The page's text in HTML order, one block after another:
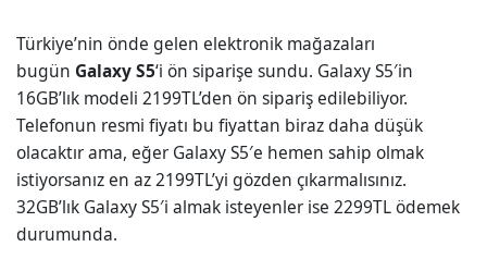
Türkiye’nin önde gelen elektronik mağazaları
bugün Galaxy S5‘i ön siparişe sundu. Galaxy S5′in
16GB’lık modeli 2199TL’den ön sipariş edilebiliyor.
Telefonun resmi fiyatı bu fiyattan biraz daha düşük
olacaktır ama, eğer Galaxy S5′e hemen sahip olmak
istiyorsanız en az 2199TL’yi gözden çıkarmalısınız.
32GB’lık Galaxy S5′i almak isteyenler ise 2299TL ödemek
durumunda.